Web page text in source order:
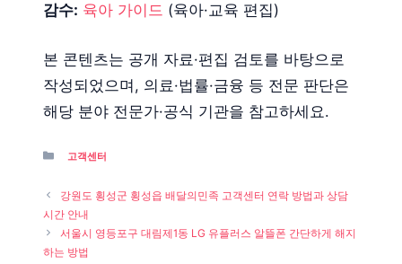
감수: 육아 가이드 (육아·교육 편집)
본 콘텐츠는 공개 자료·편집 검토를 바탕으로
작성되었으며, 의료·법률·금융 등 전문 판단은
해당 분야 전문가·공식 기관을 참고하세요.
Categories
고객센터
강원도 횡성군 횡성읍 배달의민족 고객센터 연락 방법과 상담
시간 안내
서울시 영등포구 대림제1동 LG 유플러스 알뜰폰 간단하게 해지
하는 방법